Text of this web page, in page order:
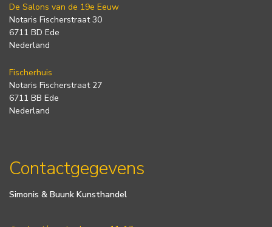
De Salons van de 19e Eeuw
Notaris Fischerstraat 30
6711 BD Ede
Nederland
Fischerhuis
Notaris Fischerstraat 27
6711 BB Ede
Nederland
Contactgegevens
Simonis & Buunk Kunsthandel